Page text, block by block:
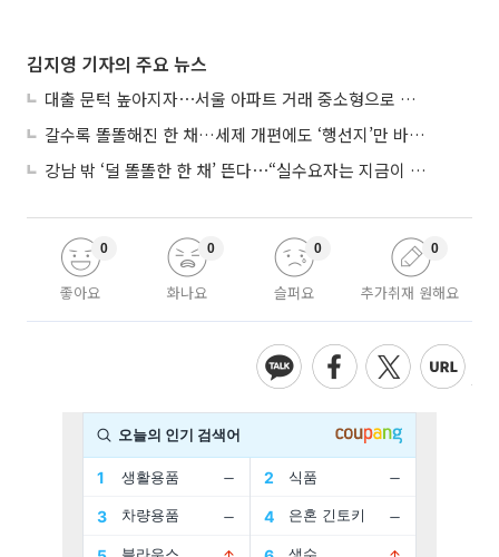
김지영 기자의 주요 뉴스
대출 문턱 높아지자⋯서울 아파트 거래 중소형으로 쏠렸다
갈수록 똘똘해진 한 채…세제 개편에도 ‘행선지’만 바뀐다
강남 밖 ‘덜 똘똘한 한 채’ 뜬다⋯“실수요자는 지금이 기회”
좋아요
0
화나요
0
슬퍼요
0
추가취재 원해요
0